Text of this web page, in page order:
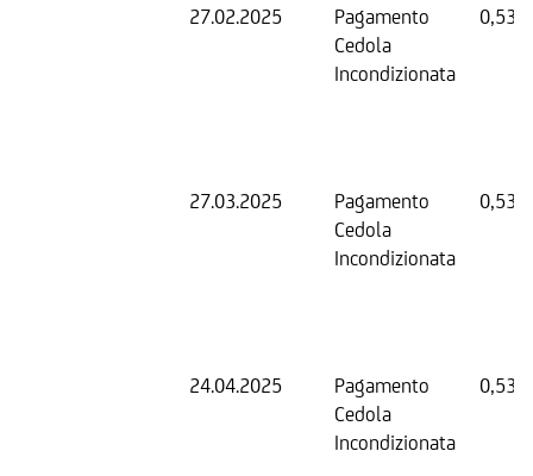
27.02.2025
Pagamento
Cedola
Incondizionata
0,53
27.03.2025
Pagamento
Cedola
Incondizionata
0,53
24.04.2025
Pagamento
Cedola
Incondizionata
0,53